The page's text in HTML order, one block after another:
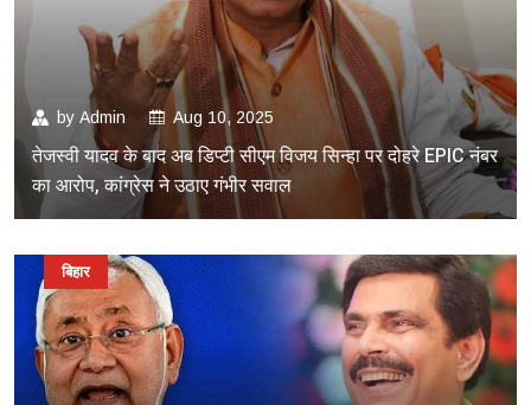
by Admin Aug 10, 2025
तेजस्वी यादव के बाद अब डिप्टी सीएम विजय सिन्हा पर दोहरे EPIC नंबर
का आरोप, कांग्रेस ने उठाए गंभीर सवाल
बिहार